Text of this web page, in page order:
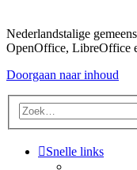
Nederlandstalige
OpenOffice, LibreOffice
Doorgaan naar inhoud
Snelle links